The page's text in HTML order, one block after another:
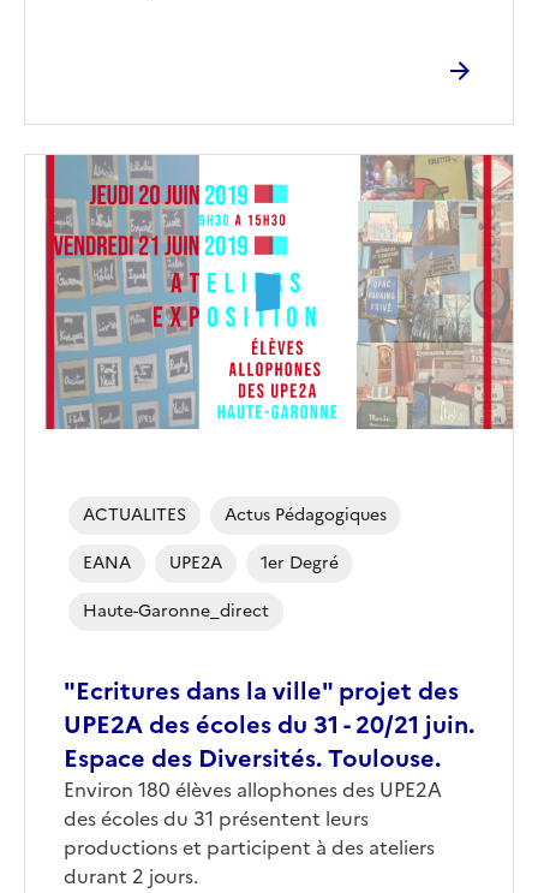
"Ecritures dans la ville" projet des
UPE2A des écoles du 31 - 20/21 juin.
Espace des Diversités. Toulouse.
Environ 180 élèves allophones des UPE2A
des écoles du 31 présentent leurs
productions et participent à des ateliers
durant 2 jours.
ACTUALITES
Actus Pédagogiques
EANA
UPE2A
1er Degré
Haute-Garonne_direct